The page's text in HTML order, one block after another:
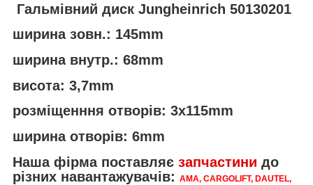
Гальмівний диск Jungheinrich 50130201
ширина зовн.: 145mm
ширина внутр.: 68mm
висота: 3,7mm
розміщенння отворів: 3x115mm
ширина отворів: 6mm
Наша фірма поставляє запчастини до
різних навантажувачів: AMA, CARGOLIFT, DAUTEL,